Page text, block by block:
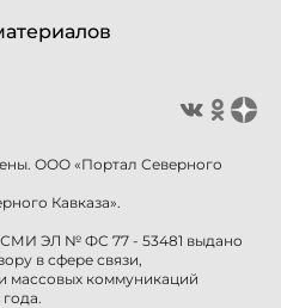
ООО «Портал Северного
Кавказа».
СМИ ЭЛ № ФС 77 - 53481 выдано
в сфере связи,
массовых коммуникаций